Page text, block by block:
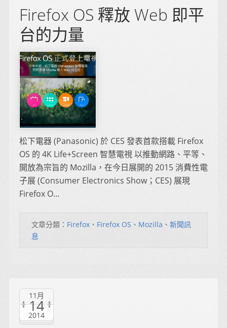
Firefox OS 釋放 Web 即平
台的力量
松下電器 (Panasonic) 於 CES 發表首款搭載 Firefox
OS 的 4K Life+Screen 智慧電視 以推動網路、平等、
開放為宗旨的 Mozilla，在今日展開的 2015 消費性電
子展 (Consumer Electronics Show；CES) 展現
Firefox O...
文章分類： Firefox 、 Firefox OS 、 Mozilla 、 新聞訊
息
11月
14
2014